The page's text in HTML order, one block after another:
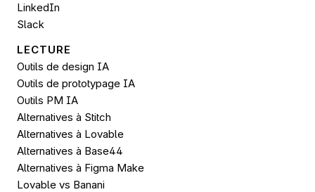
LinkedIn
Slack
LECTURE
Outils de design IA
Outils de prototypage IA
Outils PM IA
Alternatives à Stitch
Alternatives à Lovable
Alternatives à Base44
Alternatives à Figma Make
Lovable vs Banani